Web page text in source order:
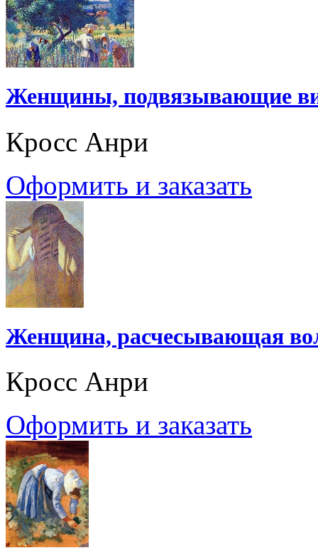
Женщины, подвязывающие
Кросс Анри
Оформить и заказать
Женщина, расчесывающая
Кросс Анри
Оформить и заказать